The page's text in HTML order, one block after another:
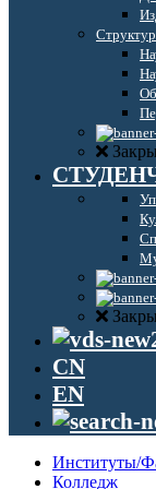
CN
EN
Институты/
Колледж